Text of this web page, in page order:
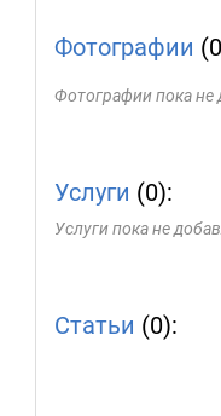
Фотографии
Фотографии пока не
Услуги (0):
Услуги пока не
Статьи (0):